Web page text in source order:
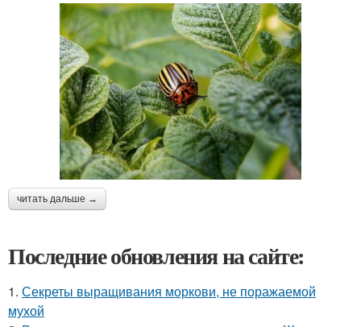
читать дальше →
Последние обновления на сайте:
1. Секреты выращивания моркови, не поражаемой
мухой